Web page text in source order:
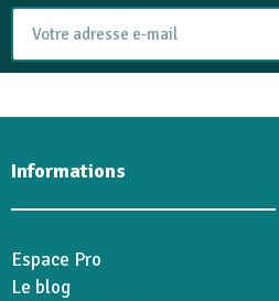
Informations
Espace Pro
Le blog